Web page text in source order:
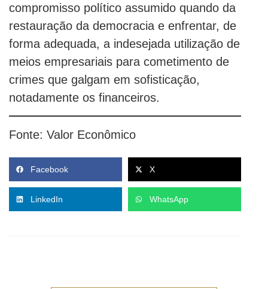
compromisso político assumido quando da
restauração da democracia e enfrentar, de
forma adequada, a indesejada utilização de
meios empresariais para cometimento de
crimes que galgam em sofisticação,
notadamente os financeiros.
Fonte: Valor Econômico
Facebook X
LinkedIn WhatsApp